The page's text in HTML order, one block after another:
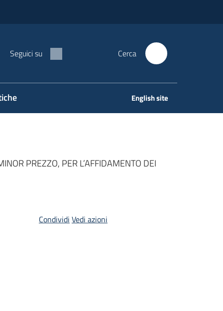
Seguici su Cerca
English site
PREZZO, PER L’AFFIDAMENTO DEI
Condividi Vedi azioni